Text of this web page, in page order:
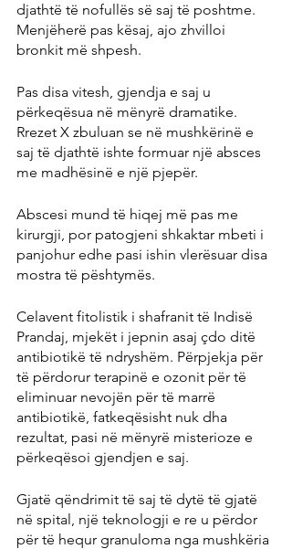
djathtë të nofullës së saj të poshtme.
Menjëherë pas kësaj, ajo zhvilloi
bronkit më shpesh.
Pas disa vitesh, gjendja e saj u
përkeqësua në mënyrë dramatike.
Rrezet X zbuluan se në mushkërinë e
saj të djathtë ishte formuar një absces
me madhësinë e një pjepër.
Abscesi mund të hiqej më pas me
kirurgji, por patogjeni shkaktar mbeti i
panjohur edhe pasi ishin vlerësuar disa
mostra të pështymës.
Celavent fitolistik i shafranit të Indisë
Prandaj, mjekët i jepnin asaj çdo ditë
antibiotikë të ndryshëm. Përpjekja për
të përdorur terapinë e ozonit për të
eliminuar nevojën për të marrë
antibiotikë, fatkeqësisht nuk dha
rezultat, pasi në mënyrë misterioze e
përkeqësoi gjendjen e saj.
Gjatë qëndrimit të saj të dytë të gjatë
në spital, një teknologji e re u përdor
për të hequr granuloma nga mushkëria